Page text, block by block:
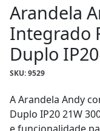
Arandela
Integrado
Duplo
SKU: 9529
A Arandela Andy
Duplo IP20 21W